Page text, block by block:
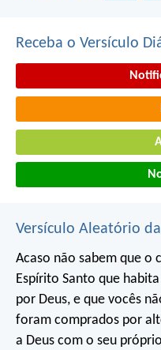
Receba o Versículo
Versículo Aleatório
Acaso não sabem que o
Espírito Santo que
por Deus, e que vocês
foram comprados por
a Deus com o seu